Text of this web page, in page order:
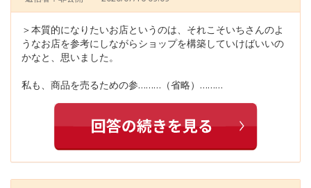
＞本質的になりたいお店というのは、それこそいちさんのよ
うなお店を参考にしながらショップを構築していけばいいの
かなと、思いました。
私も、商品を売るための参………（省略）………